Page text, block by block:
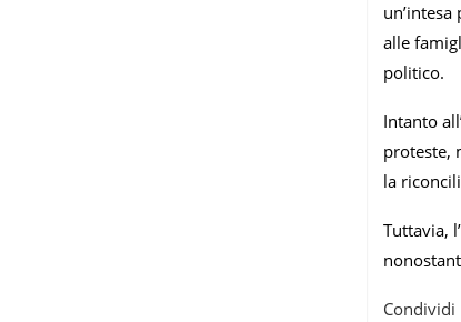
alle
politico.
Intanto
proteste,
la
Tuttavia,
Condividi